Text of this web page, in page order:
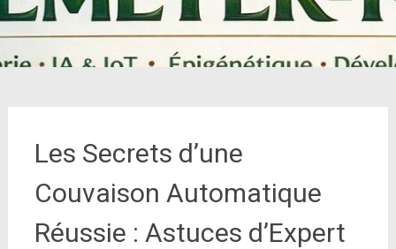
Les Secrets d’une
Couvaison Automatique
Réussie : Astuces d’Expert